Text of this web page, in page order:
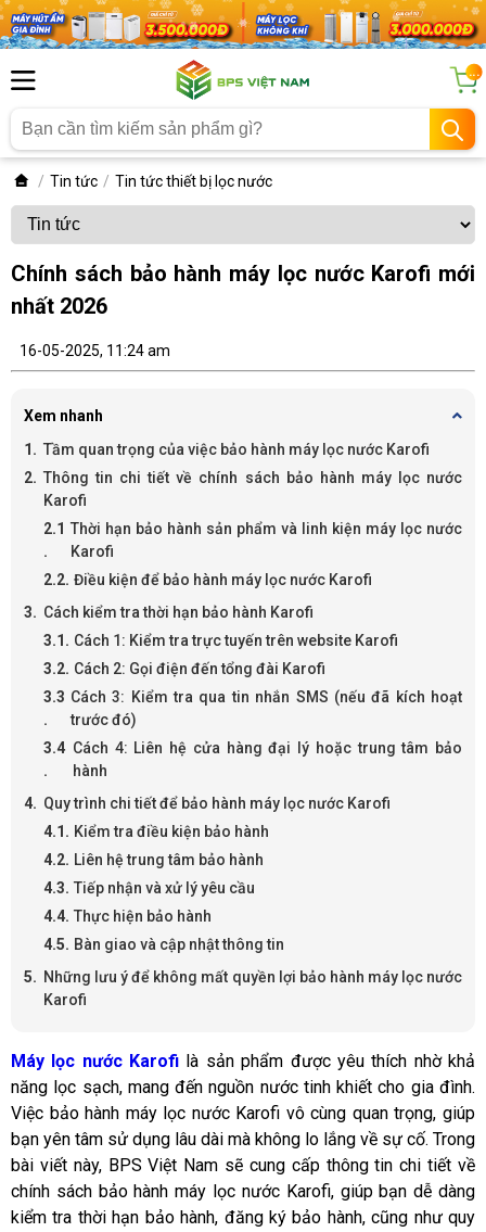
...
Tin tức Tin tức thiết bị lọc nước
Chính sách bảo hành máy lọc nước Karofi mới
nhất 2026
16-05-2025, 11:24 am
Xem nhanh
Tầm quan trọng của việc bảo hành máy lọc nước Karofi
Thông tin chi tiết về chính sách bảo hành máy lọc nước
Karofi
Thời hạn bảo hành sản phẩm và linh kiện máy lọc nước
Karofi
Điều kiện để bảo hành máy lọc nước Karofi
Cách kiểm tra thời hạn bảo hành Karofi
Cách 1: Kiểm tra trực tuyến trên website Karofi
Cách 2: Gọi điện đến tổng đài Karofi
Cách 3: Kiểm tra qua tin nhắn SMS (nếu đã kích hoạt
trước đó)
Cách 4: Liên hệ cửa hàng đại lý hoặc trung tâm bảo
hành
Quy trình chi tiết để bảo hành máy lọc nước Karofi
Kiểm tra điều kiện bảo hành
Liên hệ trung tâm bảo hành
Tiếp nhận và xử lý yêu cầu
Thực hiện bảo hành
Bàn giao và cập nhật thông tin
Những lưu ý để không mất quyền lợi bảo hành máy lọc nước
Karofi
Máy lọc nước Karofi là sản phẩm được yêu thích nhờ khả
năng lọc sạch, mang đến nguồn nước tinh khiết cho gia đình.
Việc bảo hành máy lọc nước Karofi vô cùng quan trọng, giúp
bạn yên tâm sử dụng lâu dài mà không lo lắng về sự cố. Trong
bài viết này, BPS Việt Nam sẽ cung cấp thông tin chi tiết về
chính sách bảo hành máy lọc nước Karofi, giúp bạn dễ dàng
kiểm tra thời hạn bảo hành, đăng ký bảo hành, cũng như quy